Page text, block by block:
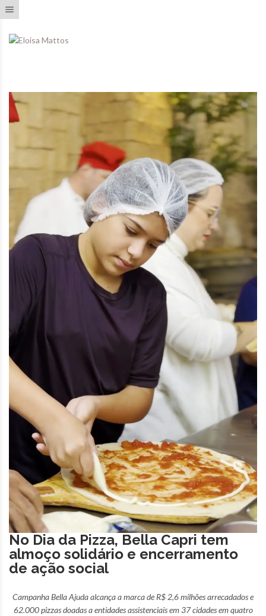
No Dia da Pizza, Bella Capri tem
almoço solidário e encerramento
de ação social
Campanha Bella Ajuda alcança a marca de R$ 2,6 milhões arrecadados e
62.000 pizzas doadas a entidades assistenciais em 37 cidades em quatro